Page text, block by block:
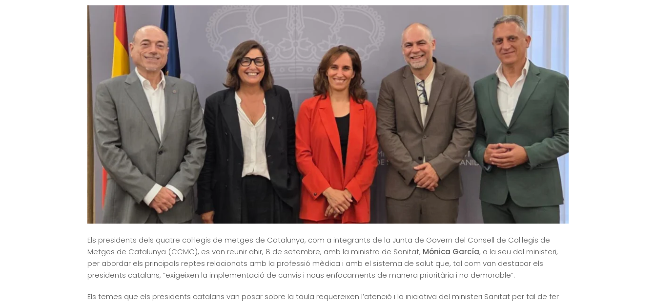
Els presidents dels quatre col·legis de metges de Catalunya, com a integrants de la Junta de Govern del Consell de Col·legis de
Metges de Catalunya (CCMC), es van reunir ahir, 8 de setembre, amb la ministra de Sanitat, Mónica García, a la seu del ministeri,
per abordar els principals reptes relacionats amb la professió mèdica i amb el sistema de salut que, tal com van destacar els
presidents catalans, “exigeixen la implementació de canvis i nous enfocaments de manera prioritària i no demorable”.
Els temes que els presidents catalans van posar sobre la taula requereixen l’atenció i la iniciativa del ministeri Sanitat per tal de fer